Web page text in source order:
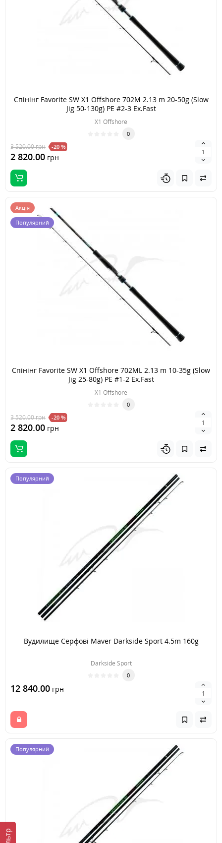
Спінінг Favorite SW X1 Offshore 702M 2.13 m 20-50g (Slow
Jig 50-130g) PE #2-3 Ex.Fast
X1 Offshore
0
3 520.00грн -20 %
2 820.00 грн
Акція
Популярний
Спінінг Favorite SW X1 Offshore 702ML 2.13 m 10-35g (Slow
Jig 25-80g) PE #1-2 Ex.Fast
X1 Offshore
0
3 520.00грн -20 %
2 820.00 грн
Популярний
Вудилище Серфові Maver Darkside Sport 4.5m 160g
Darkside Sport
0
12 840.00 грн
Популярний